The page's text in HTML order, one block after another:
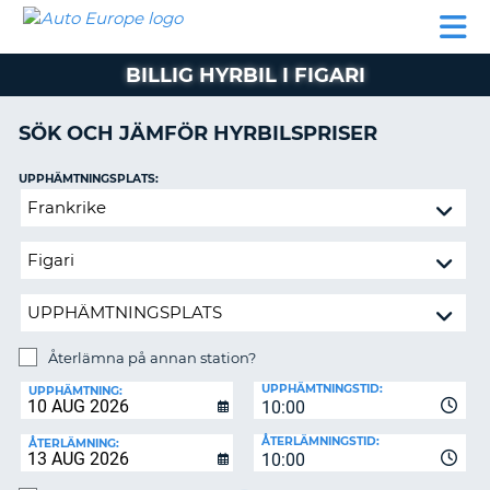
HYRBIL
HYRA
PARTNER
AUTO
EUROPE
HYRBIL
HYRA
MIN
MEDLEMSINFORMATION
BOKNING
SVERIGE
BILLIG HYRBIL I FIGARI
SÖK OCH JÄMFÖR HYRBILSPRISER
Återlämna
annan
station?
UPPHÄMTNINGSPLATS:
Återlämna på annan station?
UPPHÄMTNING:
10:00
UPPHÄMTNINGSTID:
ÅTERLÄMNING:
10:00
ÅTERLÄMNINGSTID: